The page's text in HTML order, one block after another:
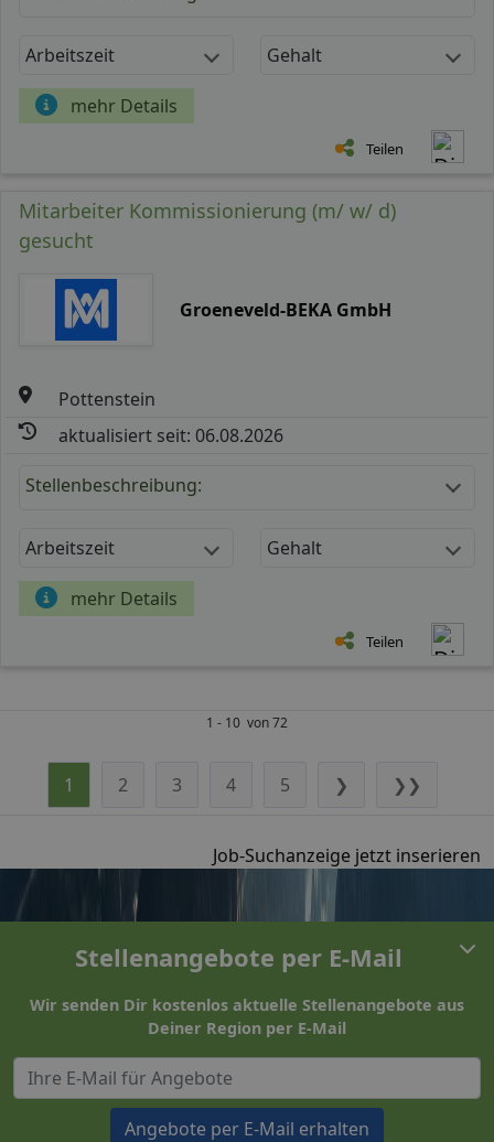
Arbeitszeit Gehalt
mehr Details
Teilen
Mitarbeiter Kommissionierung (m/ w/ d)
gesucht
Groeneveld-BEKA GmbH
Pottenstein
aktualisiert seit: 06.08.2026
Stellenbeschreibung:
Arbeitszeit Gehalt
mehr Details
Teilen
1 - 10 von 72
1 2 3 4 5 ❯ ❯❯
Job-Suchanzeige jetzt inserieren
Stellenangebote per E-Mail
Wir senden Dir kostenlos aktuelle Stellenangebote aus
Deiner Region per E-Mail
Angebote per E-Mail erhalten